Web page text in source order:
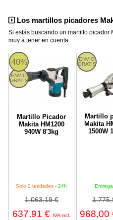
Los martillos picadores
Si estás buscando un martillo picador
muy a tener en cuenta:
40%
ENVIO
GRATIS
Martillo Picador
Makita HM1200
940W 8'3kg
Solo 2 unidades - 24h
1.063,19 €
637,91 € IVA incl.
Martillo Picador MakitaENVIO
GRATIS
Martillo
Makita
1500W
968,00
Martillo